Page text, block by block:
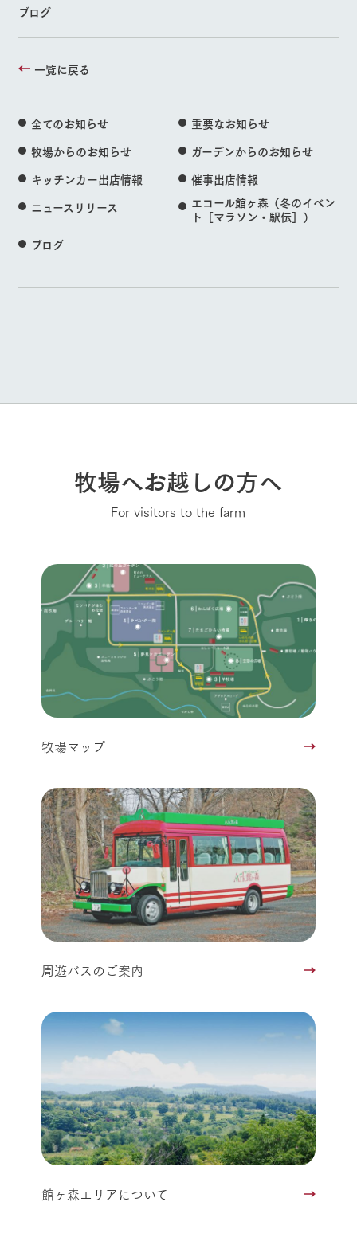
ブログ
一覧に戻る
全てのお知らせ
重要なお知らせ
牧場からのお知らせ
ガーデンからのお知らせ
キッチンカー出店情報
催事出店情報
ニュースリリース
エコール館ヶ森（冬のイベン
ト［マラソン・駅伝］）
ブログ
牧場へお越しの方へ
For visitors to the farm
牧場マップ
周遊バスのご案内
館ヶ森エリアについて